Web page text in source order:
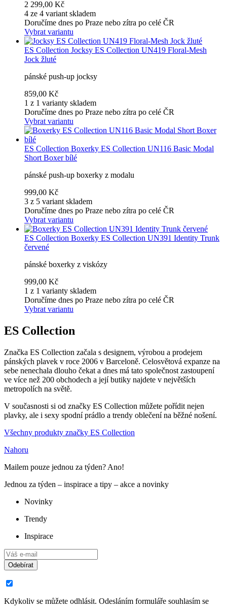
2 299,00 Kč
4 ze 4 variant skladem
Doručíme dnes po Praze nebo zítra po celé ČR
Vybrat variantu
ES Collection Jocksy ES Collection UN419 Floral-Mesh
Jock žluté
pánské push-up jocksy
859,00 Kč
1 z 1 varianty skladem
Doručíme dnes po Praze nebo zítra po celé ČR
Vybrat variantu
ES Collection Boxerky ES Collection UN116 Basic Modal
Short Boxer bílé
pánské push-up boxerky z modalu
999,00 Kč
3 z 5 variant skladem
Doručíme dnes po Praze nebo zítra po celé ČR
Vybrat variantu
ES Collection Boxerky ES Collection UN391 Identity Trunk
červené
pánské boxerky z viskózy
999,00 Kč
1 z 1 varianty skladem
Doručíme dnes po Praze nebo zítra po celé ČR
Vybrat variantu
ES Collection
Značka ES Collection začala s designem, výrobou a prodejem
pánských plavek v roce 2006 v Barceloně. Celosvětová expanze na
sebe nenechala dlouho čekat a dnes má tato společnost zastoupení
ve více než 200 obchodech a její butiky najdete v největších
metropolích na světě.
V současnosti si od značky ES Collection můžete pořídit nejen
plavky, ale i sexy spodní prádlo a trendy oblečení na běžné nošení.
Všechny produkty značky ES Collection
Nahoru
Mailem pouze jednou za týden? Ano!
Jednou za týden – inspirace a tipy – akce a novinky
Novinky
Trendy
Inspirace
Odebírat
Kdykoliv se můžete odhlásit. Odesláním formuláře souhlasím se